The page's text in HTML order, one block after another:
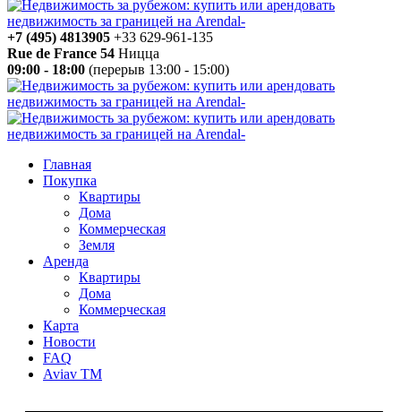
+7 (495) 4813905 +33 629-961-135
Rue de France 54 Ницца
09:00 - 18:00 (перерыв 13:00 - 15:00)
Главная
Покупка
Квартиры
Дома
Коммерческая
Земля
Аренда
Квартиры
Дома
Коммерческая
Карта
Новости
FAQ
Aviav TM